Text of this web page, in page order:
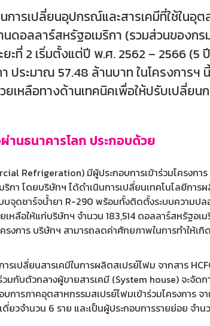
นการเปลี่ยนอุปกรณ์และสารเคมีที่ใช้ในอุ
อลลาร์สหรัฐอเมริกา (รวมส่วนของกร
ยะที่ 2 เริ่มตั้งแต่ปี พ.ศ. 2562 – 2566 (5
ประมาณ 57.48 ล้านบาท ในโครงการ
เหลือทางด้านเทคนิคเพื่อให้ปรับเปลี่ยน
านธนาคารโลก ประกอบด้วย
Refrigeration) มีผู้ประกอบการเข้าร่วมโครงกา
กา โดยบริษัทฯ ได้ดำเนินการเปลี่ยนเทคโนโลยีการ
จุดชาร์จน้ำยา R-290 พร้อมทั้งติดตั้งระบบความป
เหลือให้แก่บริษัทฯ จำนวน 183,514 ดอลลาร์สหรัฐ
งการ บริษัทฯ สามารถลดค่าศักยภาพในการทำให้เกิ
รเปลี่ยนสารเคมีในการผลิตสเปรย์โฟม จากสาร
มกับตัวกลางผู้ขายสารเคมี (System house) จะจัด
ารภาคอุตสาหกรรมสเปรย์โฟมเข้าร่วมโครงการ จ
ยวจำนวน 6 ราย และเป็นผู้ประกอบการรายย่อย จำ